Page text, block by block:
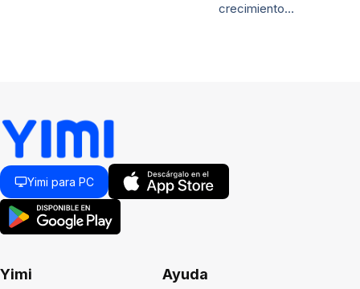
crecimiento…
Yimi para PC
Yimi Ayuda